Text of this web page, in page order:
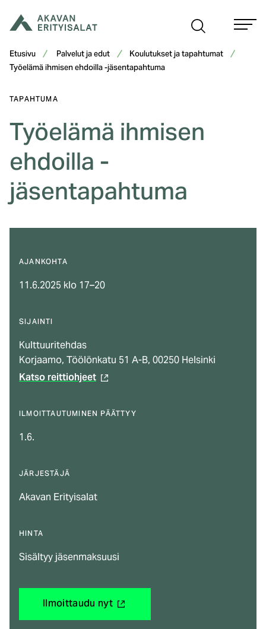
sisältöön
Etusivu Palvelut ja edut
Koulutukset ja tapahtumat
Työelämä ihmisen ehdoilla -jäsentapahtuma
TAPAHTUMA
Työelämä ihmisen
ehdoilla -
jäsentapahtuma
AJANKOHTA
11.6.2025 klo 17–20
SIJAINTI
Kulttuuritehdas
Korjaamo, Töölönkatu 51 A-B, 00250 Helsinki
Katso reittiohjeet
ILMOITTAUTUMINEN PÄÄTTYY
1.6.
JÄRJESTÄJÄ
Akavan Erityisalat
HINTA
Sisältyy jäsenmaksuusi
Ilmoittaudu nyt(ulkoinen
linkki)